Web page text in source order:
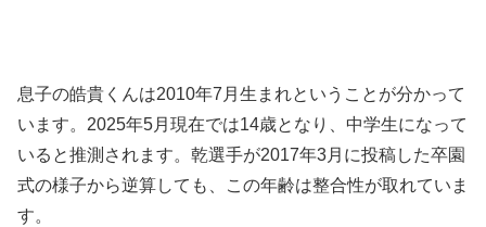
息子の皓貴くんは2010年7月生まれということが分かって
います。2025年5月現在では14歳となり、中学生になって
いると推測されます。乾選手が2017年3月に投稿した卒園
式の様子から逆算しても、この年齢は整合性が取れていま
す。